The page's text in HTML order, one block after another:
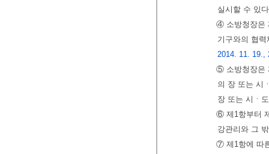
실시할 수 있
④ 소방청장은
기구와의 협
2014. 11. 19.,
⑤ 소방청장은
의 장 또는 시
장 또는 시ㆍ
⑥ 제1항부터
강관리와 그
⑦ 제1항에 따